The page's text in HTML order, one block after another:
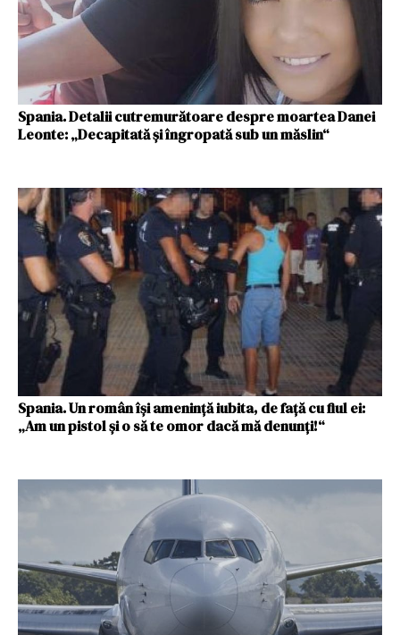
Spania. Detalii cutremurătoare despre moartea Danei
Leonte: „Decapitată și îngropată sub un măslin“
Spania. Un român își amenință iubita, de față cu fiul ei:
„Am un pistol și o să te omor dacă mă denunți!“